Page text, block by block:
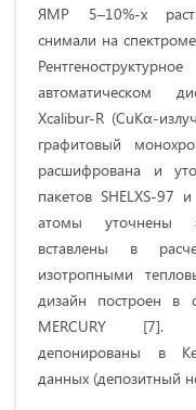
ЯМР 5–10%-х
снимали на
автоматическом
Xcalibur-R (CuKα-
графитовый
расшифрована и
пакетов SHELXS-97
атомы уточнены
вставлены в
изотропными
дизайн построен в
MERCURY [7].
депонированы в
данных (депозитный